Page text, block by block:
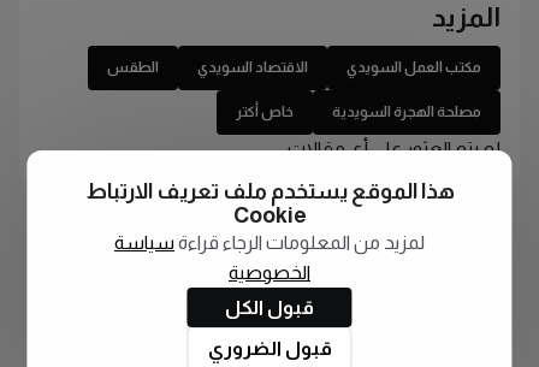
المزيد
مكتب العمل السويدي الاقتصاد السويدي الطقس
مصلحة الهجرة السويدية خاص أكتر
لم يتم العثور على أي مقالات
هذا الموقع يستخدم ملف تعريف الارتباط
Cookie
لمزيد من المعلومات الرجاء قراءة سياسة
الخصوصية
قبول الكل
قبول الضروري